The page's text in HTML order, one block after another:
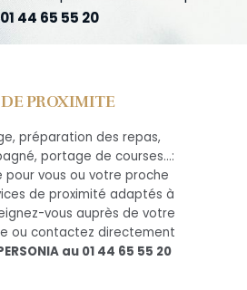
44 65 55 20
DE PROXIMITE
préparation des repas,
portage de courses…:
pour vous ou votre proche
de proximité adaptés à
vous auprès de votre
ou contactez directement
au 01 44 65 55 20